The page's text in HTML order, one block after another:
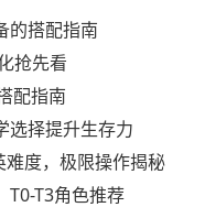
的搭配指南
抢先看
配指南
选择提升生存力
度，极限操作揭秘
T0-T3角色推荐